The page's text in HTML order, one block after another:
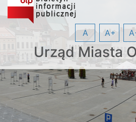
Urząd Miasta
A A+